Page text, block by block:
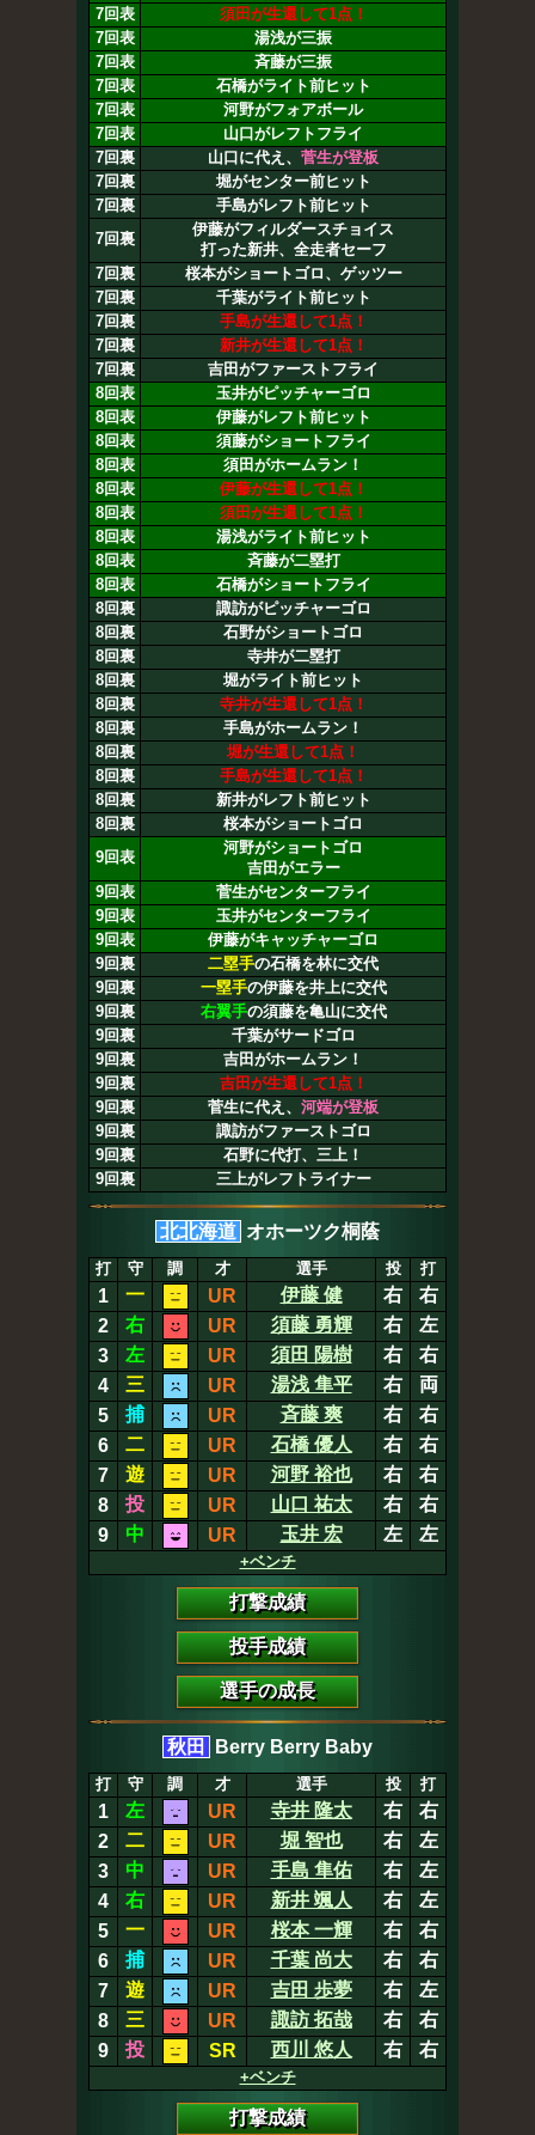
7回表
須田が生還して1点！
7回表
湯浅が三振
7回表
斉藤が三振
7回表
石橋がライト前ヒット
7回表
河野がフォアボール
7回表
山口がレフトフライ
7回裏
山口に代え、 菅生が登板
7回裏
堀がセンター前ヒット
7回裏
手島がレフト前ヒット
7回裏
伊藤がフィルダースチョイス
打った新井、全走者セーフ
7回裏
桜本がショートゴロ、ゲッツー
7回裏
千葉がライト前ヒット
7回裏
手島が生還して1点！
7回裏
新井が生還して1点！
7回裏
吉田がファーストフライ
8回表
玉井がピッチャーゴロ
8回表
伊藤がレフト前ヒット
8回表
須藤がショートフライ
8回表
須田がホームラン！
8回表
伊藤が生還して1点！
8回表
須田が生還して1点！
8回表
湯浅がライト前ヒット
8回表
斉藤が二塁打
8回表
石橋がショートフライ
8回裏
諏訪がピッチャーゴロ
8回裏
石野がショートゴロ
8回裏
寺井が二塁打
8回裏
堀がライト前ヒット
8回裏
寺井が生還して1点！
8回裏
手島がホームラン！
8回裏
堀が生還して1点！
8回裏
手島が生還して1点！
8回裏
新井がレフト前ヒット
8回裏
桜本がショートゴロ
9回表
河野がショートゴロ
吉田がエラー
9回表
菅生がセンターフライ
9回表
玉井がセンターフライ
9回表
伊藤がキャッチャーゴロ
9回裏
二塁手の石橋を林に交代
9回裏
一塁手の伊藤を井上に交代
9回裏
右翼手の須藤を亀山に交代
9回裏
千葉がサードゴロ
9回裏
吉田がホームラン！
9回裏
吉田が生還して1点！
9回裏
菅生に代え、 河端が登板
9回裏
諏訪がファーストゴロ
9回裏
石野に代打、三上！
9回裏
三上がレフトライナー
北北海道 オホーツク桐蔭
打 守 調 才 選手 投 打
1 一 UR 伊藤 健 右
右
2
右 UR 須藤 勇輝 右
左
3
左 UR 須田 陽樹 右
右
4
三 UR 湯浅 隼平 右
両
5
捕 UR 斉藤 爽 右
右
6
二 UR 石橋 優人 右
右
7
遊 UR 河野 裕也 右
右
8
投 UR 山口 祐太 右
右
9
中 UR 玉井 宏 左 左
+ベンチ
打撃成績
投手成績
選手の成長
秋田 Berry Berry Baby
打 守 調 才 選手 投 打
1 左 UR 寺井 隆太 右
右
2
二 UR 堀 智也 右
左
3
中 UR 手島 隼佑 右
左
4
右 UR 新井 颯人 右
左
5
一 UR 桜本 一輝 右
右
6
捕 UR 千葉 尚大 右
右
7
遊 UR 吉田 歩夢 右
左
8
三 UR 諏訪 拓哉 右
右
9
投 SR 西川 悠人 右 右
+ベンチ
打撃成績